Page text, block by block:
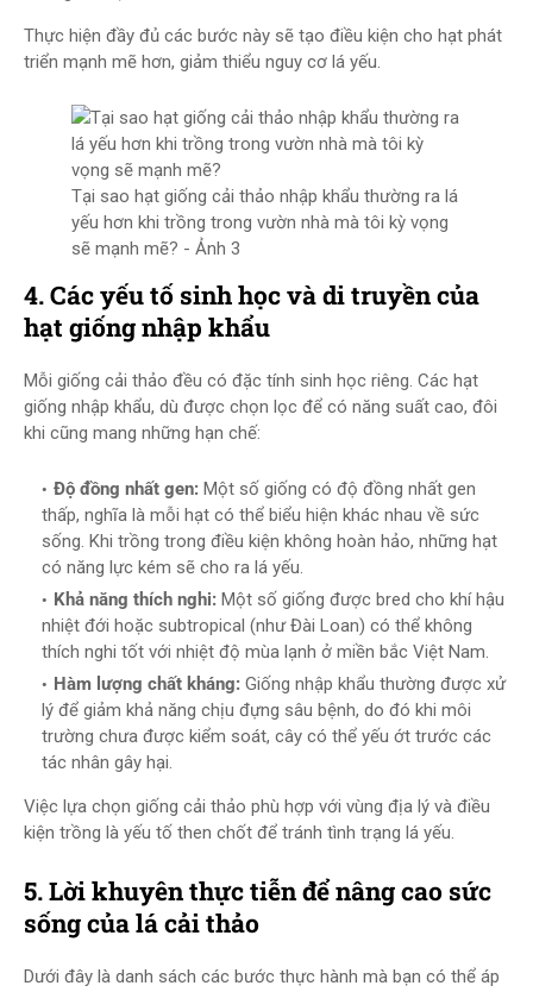
Thực hiện đầy đủ các bước này sẽ tạo điều kiện cho hạt phát
triển mạnh mẽ hơn, giảm thiểu nguy cơ lá yếu.
Tại sao hạt giống cải thảo nhập khẩu thường ra lá
yếu hơn khi trồng trong vườn nhà mà tôi kỳ vọng
sẽ mạnh mẽ? - Ảnh 3
4. Các yếu tố sinh học và di truyền của
hạt giống nhập khẩu
Mỗi giống cải thảo đều có đặc tính sinh học riêng. Các hạt
giống nhập khẩu, dù được chọn lọc để có năng suất cao, đôi
khi cũng mang những hạn chế:
Độ đồng nhất gen: Một số giống có độ đồng nhất gen
thấp, nghĩa là mỗi hạt có thể biểu hiện khác nhau về sức
sống. Khi trồng trong điều kiện không hoàn hảo, những hạt
có năng lực kém sẽ cho ra lá yếu.
Khả năng thích nghi: Một số giống được bred cho khí hậu
nhiệt đới hoặc subtropical (như Đài Loan) có thể không
thích nghi tốt với nhiệt độ mùa lạnh ở miền bắc Việt Nam.
Hàm lượng chất kháng: Giống nhập khẩu thường được xử
lý để giảm khả năng chịu đựng sâu bệnh, do đó khi môi
trường chưa được kiểm soát, cây có thể yếu ớt trước các
tác nhân gây hại.
Việc lựa chọn giống cải thảo phù hợp với vùng địa lý và điều
kiện trồng là yếu tố then chốt để tránh tình trạng lá yếu.
5. Lời khuyên thực tiễn để nâng cao sức
sống của lá cải thảo
Dưới đây là danh sách các bước thực hành mà bạn có thể áp